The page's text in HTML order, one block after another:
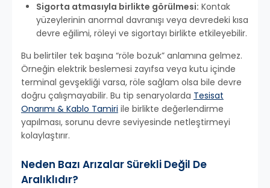
Sigorta atmasıyla birlikte görülmesi: Kontak
yüzeylerinin anormal davranışı veya devredeki kısa
devre eğilimi, röleyi ve sigortayı birlikte etkileyebilir.
Bu belirtiler tek başına “röle bozuk” anlamına gelmez.
Örneğin elektrik beslemesi zayıfsa veya kutu içinde
terminal gevşekliği varsa, röle sağlam olsa bile devre
doğru çalışmayabilir. Bu tip senaryolarda Tesisat
Onarımı & Kablo Tamiri ile birlikte değerlendirme
yapılması, sorunu devre seviyesinde netleştirmeyi
kolaylaştırır.
Neden Bazı Arızalar Sürekli Değil De
Aralıklıdır?